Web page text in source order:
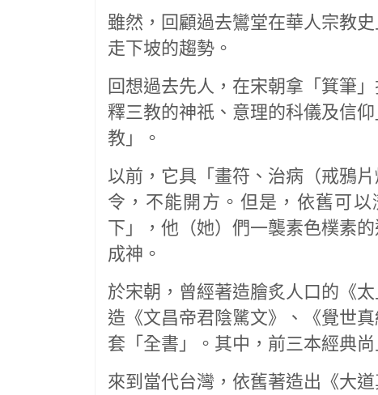
雖然，回顧過去鸞堂在華人宗教
走下坡的趨勢。
回想過去先人，在宋朝拿「箕筆
釋三教的神祇、意理的科儀及信
教」。
以前，它具「畫符、治病（戒鴉
令，不能開方。但是，依舊可
下」，他（她）們一襲素色樸素
成神。
於宋朝，曾經著造膾炙人口的《
造《文昌帝君陰騭文》、《覺世
套「全書」。其中，前三本經典
來到當代台灣，依舊著造出《大